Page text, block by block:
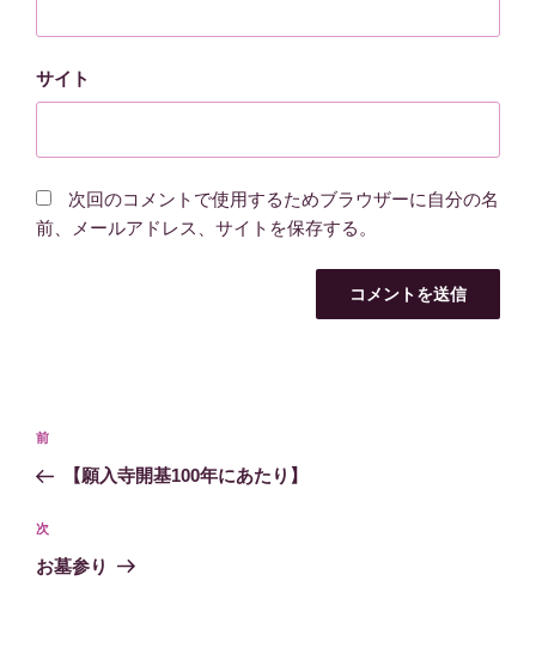
サイト
次回のコメントで使用するためブラウザーに自分の名
前、メールアドレス、サイトを保存する。
投
ナ
ビ
ゲ
過
去
投
稿
前
【願入寺開基100年にあたり】
次
の
次
お墓参り